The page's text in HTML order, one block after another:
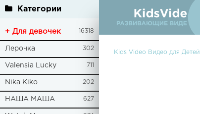
Категории
+ Для девочек 16318
Лерочка 302
Valensia Lucky 711
Nika Kiko 202
НАША МАША 627
Kids Video Видео для Детей